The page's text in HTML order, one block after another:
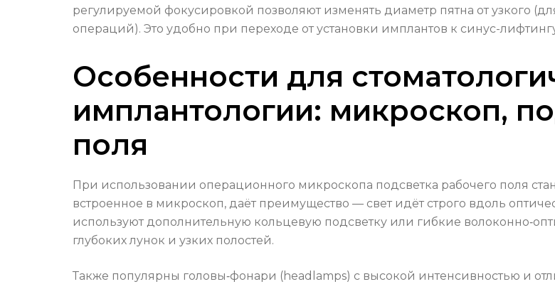
регулируемой фокусировкой позволяют изменять диаметр пятна от узкого
операций). Это удобно при переходе от установки имплантов к синус-
Особенности для
имплантологии: микроскоп,
поля
При использовании операционного микроскопа подсветка рабочего поля
встроенное в микроскоп, даёт преимущество — свет идёт строго вдоль
используют дополнительную кольцевую подсветку или гибкие
глубоких лунок и узких полостей.
Также популярны головы‑фонари (headlamps) с высокой интенсивностью и